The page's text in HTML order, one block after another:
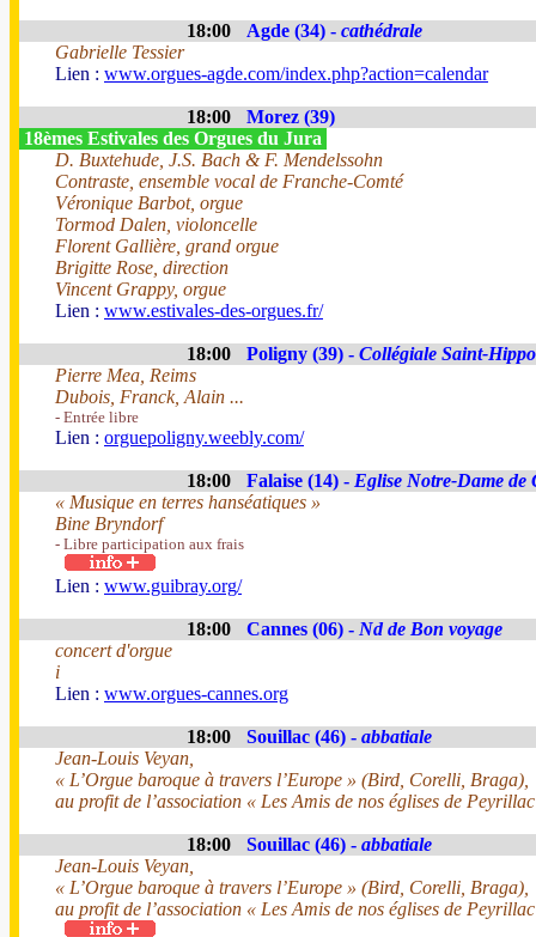
18:00 Agde (34) - cathédrale
Gabrielle Tessier
Lien : www.orgues-agde.com/index.php?action=calendar
18:00
Morez (39)
18èmes Estivales des Orgues du Jura
D. Buxtehude, J.S. Bach & F. Mendelssohn
Contraste, ensemble vocal de Franche-Comté
Véronique Barbot, orgue
Tormod Dalen, violoncelle
Florent Gallière, grand orgue
Brigitte Rose, direction
Vincent Grappy, orgue
Lien : www.estivales-des-orgues.fr/
18:00 Poligny (39) - Collégiale Saint-
Pierre Mea, Reims
Dubois, Franck, Alain ...
- Entrée libre
Lien : orguepoligny.weebly.com/
18:00 Falaise (14) - Eglise Notre-Dame de
« Musique en terres hanséatiques »
Bine Bryndorf
- Libre participation aux frais
Lien : www.guibray.org/
18:00 Cannes (06) - Nd de Bon voyage
concert d'orgue
i
Lien : www.orgues-cannes.org
18:00 Souillac (46) - abbatiale
Jean-Louis Veyan,
« L’Orgue baroque à travers l’Europe » (Bird, Corelli, Braga),
au profit de l’association « Les Amis de nos églises de
18:00 Souillac (46) - abbatiale
Jean-Louis Veyan,
« L’Orgue baroque à travers l’Europe » (Bird, Corelli, Braga),
au profit de l’association « Les Amis de nos églises de